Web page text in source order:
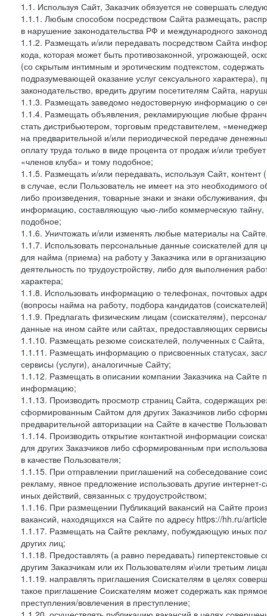
1.1. Используя Сайт, Заказчик обязуется не совершать
1.1.1. Любым способом посредством Сайта размещать,
в нарушение законодательства РФ и международного
1.1.2. Размещать и/или передавать посредством Сайта
кода, которая может быть противозаконной, угрожающей,
(со скрытым интимным и эротическим подтекстом,
подразумевающей оказание услуг сексуального
законодательство, вредить другим посетителям Сайта,
1.1.3. Размещать заведомо недостоверную информацию о
1.1.4. Размещать объявления, рекламирующие любые
стать дистрибьютером, торговым представителем,
на предварительной и/или периодической передаче
оплату труда только в виде процента от продаж и/или
«членов клуба» и тому подобное;
1.1.5. Размещать и/или передавать, используя Сайт,
в случае, если Пользователь не имеет на это
либо произведения, товарные знаки и знаки
информацию, составляющую чью-либо коммерческую тайну,
подобное;
1.1.6. Уничтожать и/или изменять любые материалы на
1.1.7. Использовать персональные данные соискателей для
для найма (приема) на работу у Заказчика или в
деятельность по трудоустройству, либо для выполнения
характера;
1.1.8. Использовать информацию о телефонах, почтовых
(вопросы найма на работу, подбора кандидатов
1.1.9. Предлагать физическим лицам (соискателям),
данные на ином сайте или сайтах, предоставляющих
1.1.10. Размещать резюме соискателей, полученных c
1.1.11. Размещать информацию о присвоенных статусах,
сервисы (услуги), аналогичные Сайту;
1.1.12. Размещать в описании компании Заказчика на Сайте
информацию;
1.1.13. Производить просмотр страниц Сайта, содержащих
сформированным Сайтом для других Заказчиков либо
предварительной авторизации на Сайте в качестве
1.1.14. Производить открытие контактной информации
для других Заказчиков либо сформированным при
в качестве Пользователя;
1.1.15. При отправлении приглашений на собеседование
рекламу, явное предложение использовать другие
иных действий, связанных с трудоустройством;
1.1.16. При размещении Публикаций вакансий на Сайте
вакансий, находящихся на Сайте по адресу https://hh.ru/
1.1.17. Размещать на Сайте рекламу, побуждающую иных
других лиц;
1.1.18. Предоставлять (а равно передавать)
другим Заказчикам или их Пользователям и\или третьим
1.1.19. направлять приглашения Соискателям в целях
такое приглашение Соискателям может содержать как
преступления/вовлечения в преступление;